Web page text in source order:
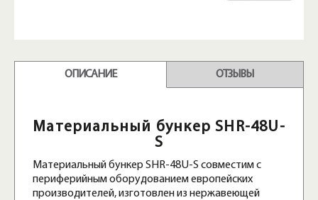
ОПИСАНИЕ ОТЗЫВЫ
Материальный бункер SHR-48U-
S
Материальный бункер SHR-48U-S совместим с
периферийным оборудованием европейских
производителей, изготовлен из нержавеющей